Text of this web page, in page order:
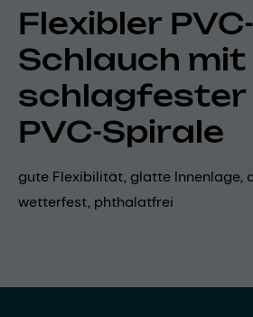
Flexibler PVC-
Schlauch mit
schlagfester
PVC-Spirale
gute Flexibilität, glatte Innenlage,
wetterfest, phthalatfrei